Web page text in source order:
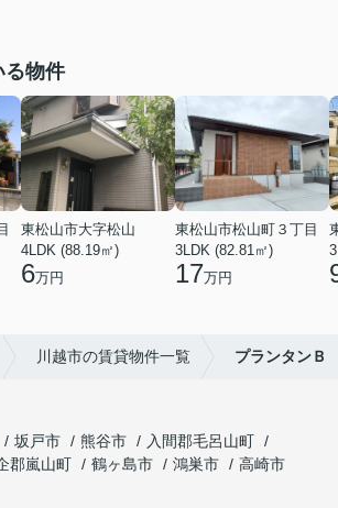
る物件
東松山市大字松山
4LDK (88.19㎡)
6万円
東松山市松山町３丁目
3LDK (82.81㎡)
17万円
川越市の賃貸物件一覧 プランタンＢ
坂戸市 熊谷市
入間郡毛呂山町
郡嵐山町 鶴ヶ島市 鴻巣市
高崎市